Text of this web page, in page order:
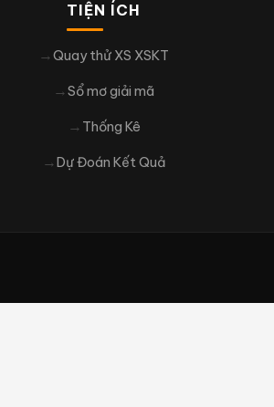
TIỆN ÍCH
Quay thử XS XSKT
Sổ mơ giải mã
Thống Kê
Dự Đoán Kết Quả